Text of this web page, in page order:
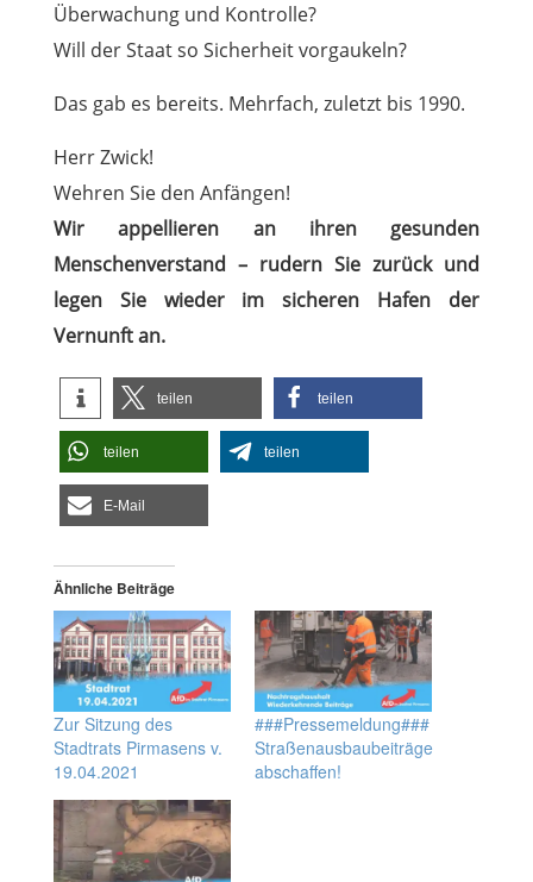
Überwachung und Kontrolle?
Will der Staat so Sicherheit vorgaukeln?
Das gab es bereits. Mehrfach, zuletzt bis 1990.
Herr Zwick!
Wehren Sie den Anfängen!
Wir appellieren an ihren gesunden
Menschenverstand – rudern Sie zurück und
legen Sie wieder im sicheren Hafen der
Vernunft an.
teilen teilen
teilen teilen
E-Mail
Ähnliche Beiträge
Zur Sitzung des
Stadtrats Pirmasens v.
19.04.2021
###Pressemeldung###
Straßenausbaubeiträge
abschaffen!